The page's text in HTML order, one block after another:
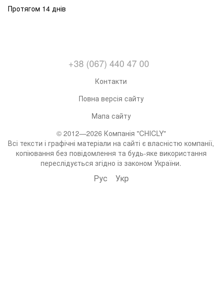
Протягом 14 днів
+38 (067) 440 47 00
Контакти
Повна версія сайту
Мапа сайту
© 2012—2026 Компанія "CHICLY"
Всі тексти і графічні матеріали на сайті є власністю компанії,
копіювання без повідомлення та будь-яке використання
переслідується згідно із законом України.
Рус Укр